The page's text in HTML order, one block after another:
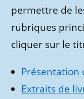
permettre de
rubriques
cliquer sur le
Présentation
Extraits de